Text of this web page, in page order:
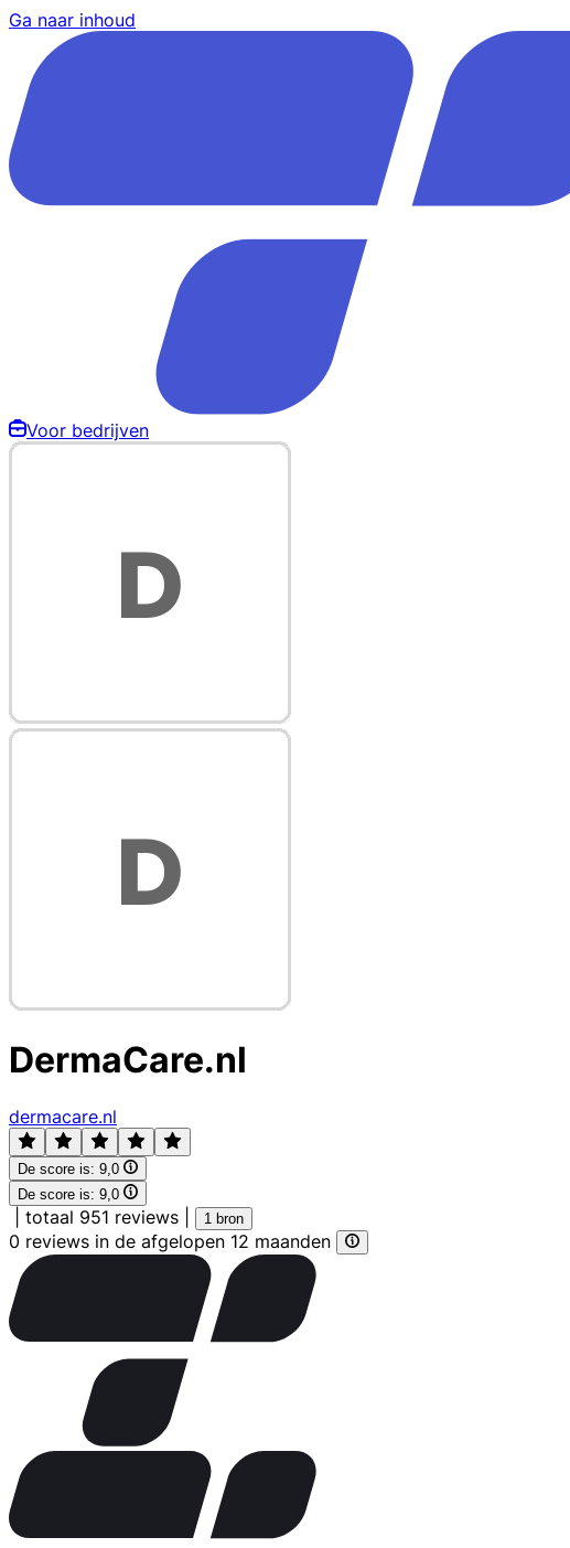
Ga naar inhoud
Voor bedrijven
DermaCare.nl
dermacare.nl
De score is: 9,0
De score is: 9,0
totaal 951 reviews 1 bron
0 reviews in de afgelopen 12 maanden